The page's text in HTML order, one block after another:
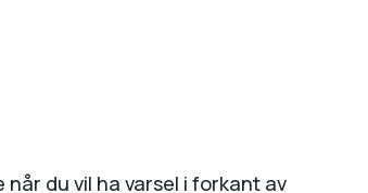
du vil ha varsel i forkant av